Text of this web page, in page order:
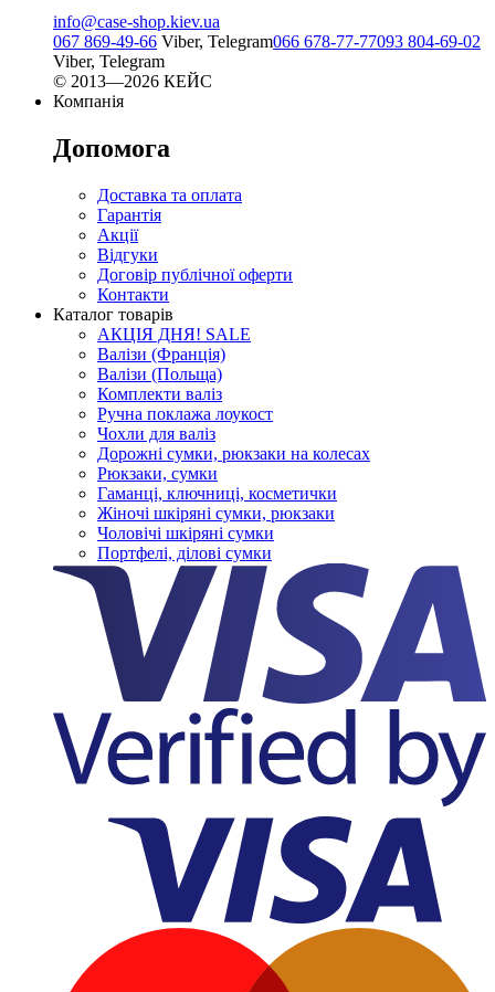
info@case-shop.kiev.ua
067 869-49-66 Viber, Telegram066 678-77-77093 804-69-02
Viber, Telegram
© 2013—2026 КЕЙС
Компанія
Допомога
Доставка та оплата
Гарантія
Акції
Відгуки
Договір публічної оферти
Контакти
Каталог товарів
АКЦІЯ ДНЯ! SALE
Валізи (Франція)
Валізи (Польща)
Комплекти валіз
Ручна поклажа лоукост
Чохли для валіз
Дорожні сумки, рюкзаки на колесах
Рюкзаки, сумки
Гаманці, ключниці, косметички
Жіночі шкіряні сумки, рюкзаки
Чоловічі шкіряні сумки
Портфелі, ділові сумки